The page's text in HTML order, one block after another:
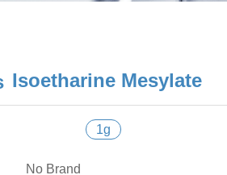
Isoetharine Mesylate
1g
No Brand